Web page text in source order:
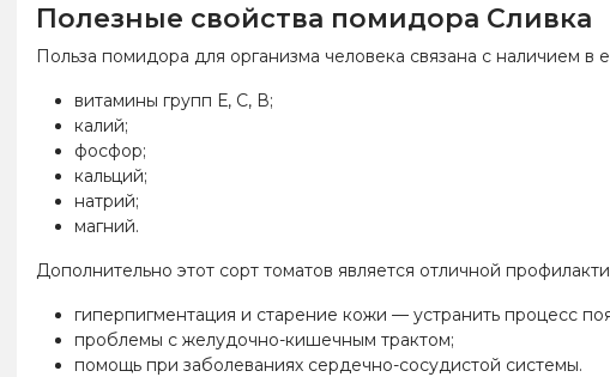
Полезные свойства помидора Сливка
Польза помидора для организма человека связана с наличием
витамины групп Е, С, В;
калий;
фосфор;
кальций;
натрий;
магний.
Дополнительно этот сорт томатов является отличной
гиперпигментация и старение кожи — устранить процесс
проблемы с желудочно-кишечным трактом;
помощь при заболеваниях сердечно-сосудистой системы.